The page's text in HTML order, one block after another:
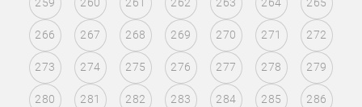
259 260 261 262 263 264 265
266 267 268 269 270 271 272
273 274 275 276 277 278 279
280 281 282 283 284 285 286